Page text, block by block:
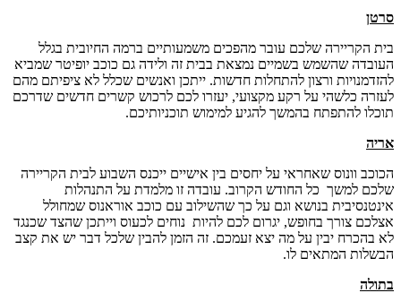
סרטן
בית הקריירה שלכם עובר מהפכים משמעותיים ברמה החיובית בגלל
העובדה שהשמש בשמיים נמצאת בבית זה ולידה גם כוכב יופיטר שמביא
להזדמנויות ורצון להתחלות חדשות. ייתכן ואנשים שכלל לא ציפיתם מהם
לעזרה כלשהי על רקע מקצועי, יעזרו לכם לרכוש קשרים חדשים שדרכם
תוכלו להתפתח בהמשך להגיע למימוש תוכניותיכם.
אריה
הכוכב וונוס שאחראי על יחסים בין אישיים ייכנס השבוע לבית הקריירה
שלכם למשך כל החודש הקרוב. עובדה זו מלמדת על התנהלות
אינטנסיבית בנושא וגם על כך שהשילוב עם כוכב אוראנוס שמחולל
אצלכם צורך בחופש, יגרום לכם להיות נוחים לכעוס וייתכן שהצד שכנגד
לא בהכרח יבין על מה יצא זעמכם. זה הזמן להבין שלכל דבר יש את קצב
הבשלות המתאים לו.
בתולה